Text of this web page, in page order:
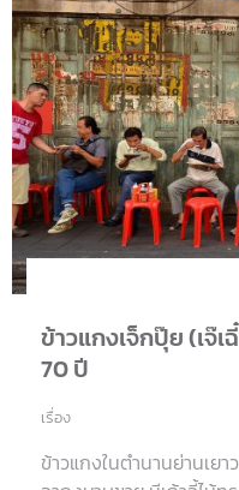
ข้าวแกงเจ็กปุ๊ย (เจ๊
70 ปี
เรื่อง
ข้าวแกงในตำนานย่านเย